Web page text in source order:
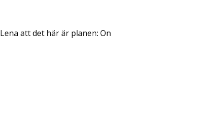
att det här är planen: On